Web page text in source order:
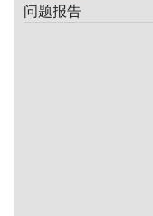
问题报告